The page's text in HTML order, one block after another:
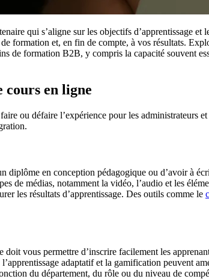
qui s’aligne sur les objectifs d’apprentissage et
formation et, en fin de compte, à vos résultats.
de formation B2B, y compris la capacité souvent
cours en ligne
ou défaire l’expérience pour les administrateurs
en conception pédagogique ou d’avoir à
de médias, notamment la vidéo, l’audio et les
les résultats d’apprentissage. Des outils comme le
vous permettre d’inscrire facilement les
adaptatif et la gamification peuvent
du département, du rôle ou du niveau de